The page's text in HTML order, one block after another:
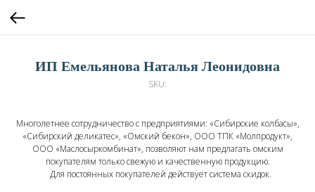
ИП Емельянова Наталья Леонидовна
SKU:
Многолетнее сотрудничество с предприятиями: «Сибирские колбасы»,
«Сибирский деликатес», «Омский бекон», ООО ТПК «Молпродукт»,
ООО «Маслосыркомбинат», позволяют нам предлагать омским
покупателям только свежую и качественную продукцию.
Для постоянных покупателей действует система скидок.